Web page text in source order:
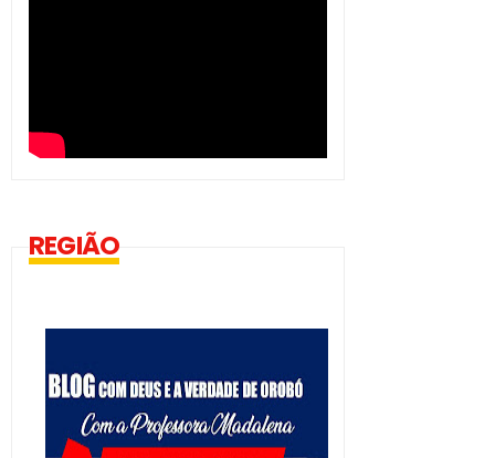
REGIÃO